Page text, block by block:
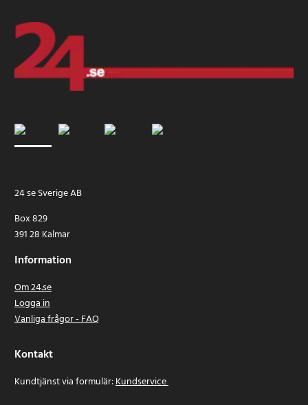
24 se Sverige AB
Box 829
391 28 Kalmar
Information
Om 24.se
Logga in
Vanliga frågor - FAQ
Kontakt
Kundtjänst via formulär:Kundservice